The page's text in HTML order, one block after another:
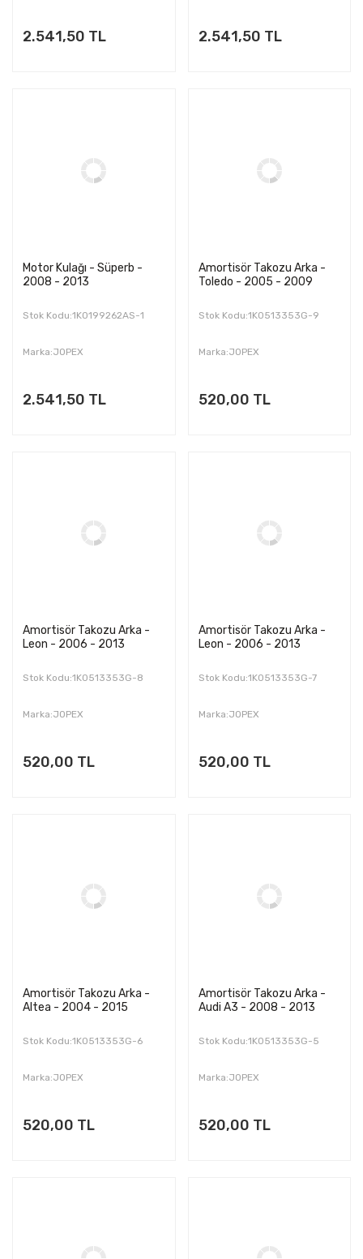
2.541,50 TL 2.541,50 TL
Motor Kulağı - Süperb -
2008 - 2013
Stok Kodu:1K0199262AS-1
Marka:JOPEX
2.541,50 TL
Amortisör Takozu Arka -
Toledo - 2005 - 2009
Stok Kodu:1K0513353G-9
Marka:JOPEX
520,00 TL
Amortisör Takozu Arka -
Leon - 2006 - 2013
Stok Kodu:1K0513353G-8
Marka:JOPEX
520,00 TL
Amortisör Takozu Arka -
Leon - 2006 - 2013
Stok Kodu:1K0513353G-7
Marka:JOPEX
520,00 TL
Amortisör Takozu Arka -
Altea - 2004 - 2015
Stok Kodu:1K0513353G-6
Marka:JOPEX
520,00 TL
Amortisör Takozu Arka -
Audi A3 - 2008 - 2013
Stok Kodu:1K0513353G-5
Marka:JOPEX
520,00 TL